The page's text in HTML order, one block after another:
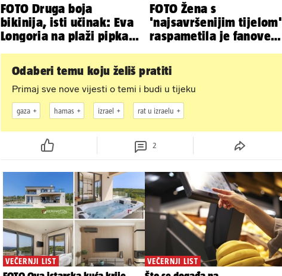
FOTO Druga boja
bikinija, isti učinak: Eva
Longoria na plaži pipkala
FOTO Žena s
'najsavršenijim tijelom'
raspametila je fanove
plićaka
Odaberi temu koju želiš pratiti
Primaj sve nove vijesti o temi i budi u tijeku
gaza hamas izrael rat u izraelu
2